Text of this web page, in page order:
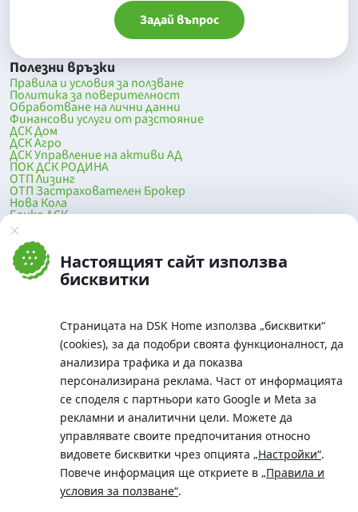
Настоящият сайт използва
бисквитки
Страницата на DSK Home използва „бисквитки“
(cookies), за да подобри своята функционалност, да
анализира трафика и да показва
персонализирана реклама. Част от информацията
се споделя с партньори като Google и Meta за
рекламни и аналитични цели. Можете да
управлявате своите предпочитания относно
видовете бисквитки чрез опцията „Настройки“.
Повече информация ще откриете в „Правила и
условия за ползване“.
Задай въпрос
Полезни връзки
Правила и условия за ползване
Политика за поверителност
Обработване на лични данни
Финансови услуги от разстояние
ДСК Дом
ДСК Агро
ДСК Управление на активи АД
ПОК ДСК РОДИНА
ОТП Лизинг
ОТП Застрахователен Брокер
Нова Кола
Банка ДСК
DSK Mobile
Оферти за продажба от Банка ДСК
Клонова мрежа и банкомати
До началото на страницата
Телефон:
0700 10 375 / *2375
Московска No.19 / ул. Г. Бенковски No. 5, София 1036
SWIFT/BIC: